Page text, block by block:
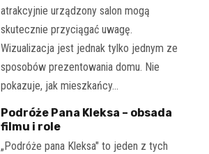
atrakcyjnie urządzony salon mogą
skutecznie przyciągać uwagę.
Wizualizacja jest jednak tylko jednym ze
sposobów prezentowania domu. Nie
pokazuje, jak mieszkańcy…
Podróże Pana Kleksa – obsada
filmu i role
„Podróże pana Kleksa" to jeden z tych